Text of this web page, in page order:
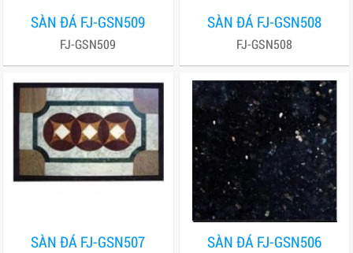
SÀN ĐÁ FJ-GSN509
FJ-GSN509
SÀN ĐÁ FJ-GSN508
FJ-GSN508
SÀN ĐÁ FJ-GSN507 SÀN ĐÁ FJ-GSN506